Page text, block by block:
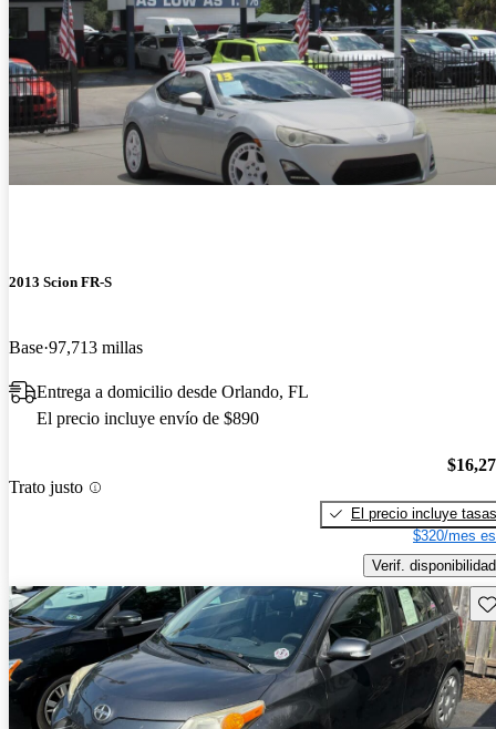
2013 Scion FR-S
Base 97,713 millas
Entrega a domicilio desde Orlando, FL
El precio incluye envío de $890
Trato justo
El precio incluye tasas
$320/mes
Verif. disponibilidad